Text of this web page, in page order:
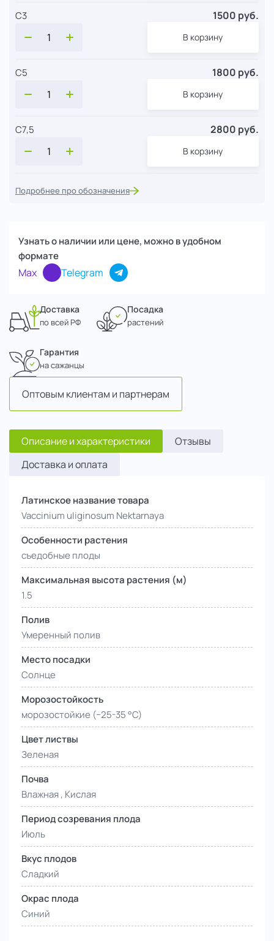
С3 1500 руб.
В корзину
С5 1800 руб.
В корзину
С7,5 2800 руб.
В корзину
Подробнее про обозначения
Узнать о наличии или цене, можно в удобном
формате
Max Telegram
Доставка
по всей РФ
Посадка
растений
Гарантия
на сажанцы
Оптовым клиентам и партнерам
Описание и характеристики
Отзывы
Доставка и оплата
Латинское название товара
Vaccinium uliginosum Nektarnaya
Особенности растения
съедобные плоды
Максимальная высота растения (м)
1.5
Полив
Умеренный полив
Место посадки
Солнце
Морозостойкость
морозостойкие (−25-35 °С)
Цвет листвы
Зеленая
Почва
Влажная , Кислая
Период созревания плода
Июль
Вкус плодов
Сладкий
Окрас плода
Синий